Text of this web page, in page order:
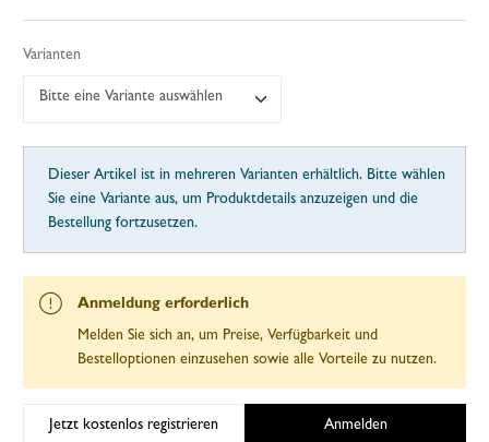
Varianten
Bitte eine Variante auswählen
Dieser Artikel ist in mehreren Varianten erhältlich. Bitte wählen
Sie eine Variante aus, um Produktdetails anzuzeigen und die
Bestellung fortzusetzen.
Anmeldung erforderlich
Melden Sie sich an, um Preise, Verfügbarkeit und
Bestelloptionen einzusehen sowie alle Vorteile zu nutzen.
Jetzt kostenlos registrieren Anmelden